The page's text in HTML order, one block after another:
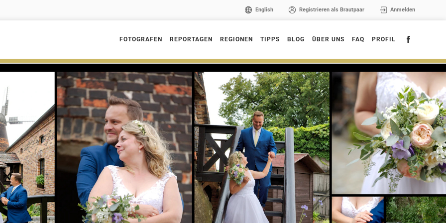
English Registrieren als Brautpaar Anmelden
FOTOGRAFEN REPORTAGEN REGIONEN TIPPS BLOG ÜBER UNS FAQ PROFIL